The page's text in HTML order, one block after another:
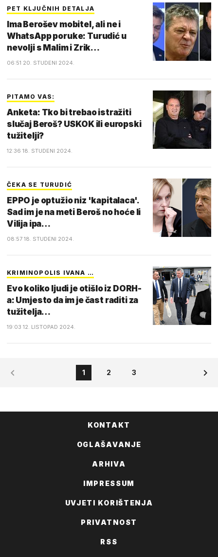
PET KLJUČNIH DETALJA
Ima Berošev mobitel, ali ne i
WhatsApp poruke: Turudić u
nevolji s Malim i Zrik…
06:51 20. STUDENI 2024.
PITAMO VAS:
Anketa: Tko bi trebao istražiti
slučaj Beroš? USKOK ili europski
tužitelji?
12:36 18. STUDENI 2024.
ČEKA SE TURUDIĆ
EPPO je optužio niz 'kapitalaca'.
Sad im je na meti Beroš no hoće li
Vilija ipa…
08:57 18. STUDENI 2024.
KRIMINOPOLIS IVANA …
Evo koliko ljudi je otišlo iz DORH-
a: Umjesto da im je čast raditi za
tužitelja…
19:03 12. LISTOPAD 2024.
1 2 3
KONTAKT
OGLAŠAVANJE
ARHIVA
IMPRESSUM
UVJETI KORIŠTENJA
PRIVATNOST
RSS